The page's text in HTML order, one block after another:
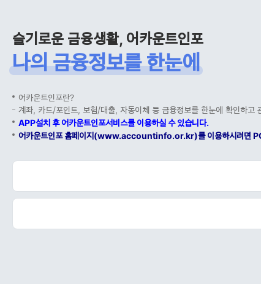
슬기로운 금융생활, 어카운트인포
나의 금융정보를 한눈에
어카운트인포란?
계좌, 카드/포인트, 보험/대출, 자동이체 등 금융정보를 한눈에 확인하고
APP설치 후 어카운트인포서비스를 이용하실 수 있습니다.
어카운트인포 홈페이지(www.accountinfo.or.kr)를 이용하시려면